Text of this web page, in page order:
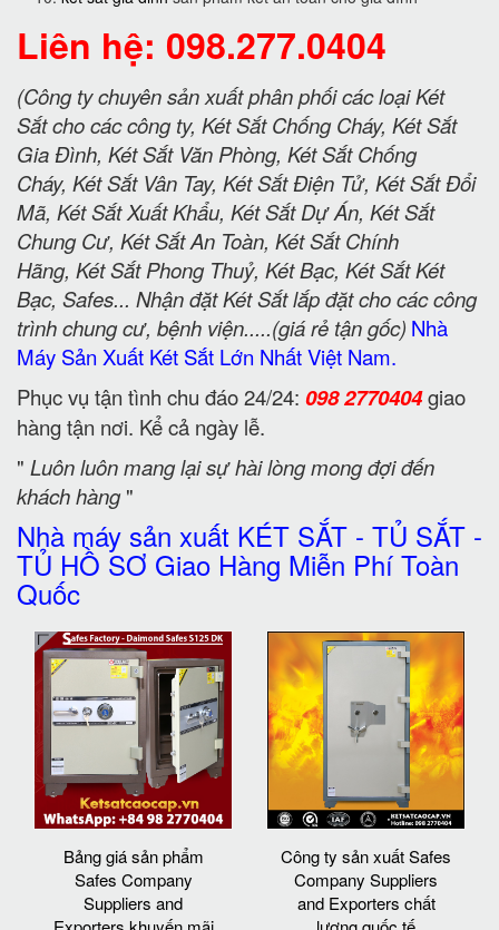
Liên hệ: 098.277.0404
(Công ty chuyên sản xuất phân phối các loại Két
Sắt cho các công ty, Két Sắt Chống Cháy, Két Sắt
Gia Đình, Két Sắt Văn Phòng, Két Sắt Chống
Cháy, Két Sắt Vân Tay, Két Sắt Điện Tử, Két Sắt Đổi
Mã, Két Sắt Xuất Khẩu, Két Sắt Dự Án, Két Sắt
Chung Cư, Két Sắt An Toàn, Két Sắt Chính
Hãng, Két Sắt Phong Thuỷ, Két Bạc, Két Sắt Két
Bạc, Safes... Nhận đặt Két Sắt lắp đặt cho các công
trình chung cư, bệnh viện.....(giá rẻ tận gốc) Nhà
Máy Sản Xuất Két Sắt Lớn Nhất Việt Nam.
Phục vụ tận tình chu đáo 24/24: 098 2770404giao
hàng tận nơi. Kể cả ngày lễ.
" Luôn luôn mang lại sự hài lòng mong đợi đến
khách hàng"
Nhà máy sản xuất KÉT SẮT - TỦ SẮT -
TỦ HỒ SƠ Giao Hàng Miễn Phí Toàn
Quốc
Bảng giá sản phẩm
Safes Company
Suppliers and
Công ty sản xuất Safes
Company Suppliers
and Exporters chất